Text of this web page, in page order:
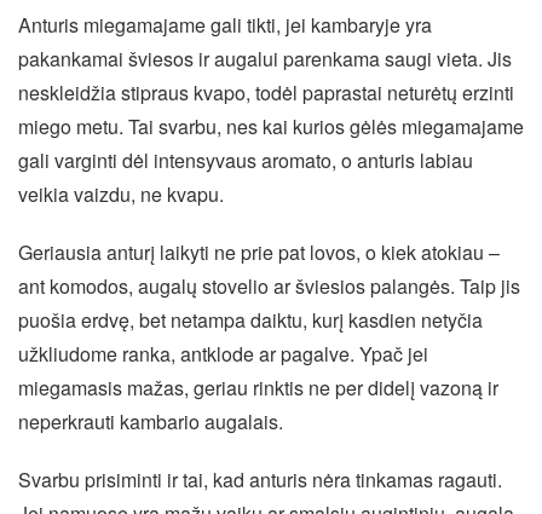
Anturis miegamajame gali tikti, jei kambaryje yra
pakankamai šviesos ir augalui parenkama saugi vieta. Jis
neskleidžia stipraus kvapo, todėl paprastai neturėtų erzinti
miego metu. Tai svarbu, nes kai kurios gėlės miegamajame
gali varginti dėl intensyvaus aromato, o anturis labiau
veikia vaizdu, ne kvapu.
Geriausia anturį laikyti ne prie pat lovos, o kiek atokiau –
ant komodos, augalų stovelio ar šviesios palangės. Taip jis
puošia erdvę, bet netampa daiktu, kurį kasdien netyčia
užkliudome ranka, antklode ar pagalve. Ypač jei
miegamasis mažas, geriau rinktis ne per didelį vazoną ir
neperkrauti kambario augalais.
Svarbu prisiminti ir tai, kad anturis nėra tinkamas ragauti.